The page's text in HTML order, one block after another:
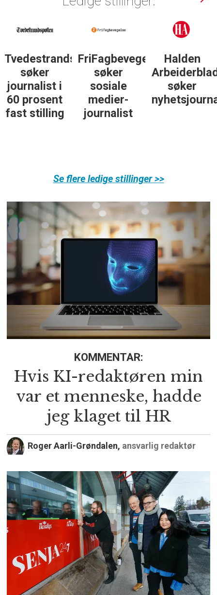
FriFagbevegelse
søker
sosiale
medier-
journalist
Halden
Arbeiderblad
søker
nyhetsjournalist
25. juni
søker
journalist
Se flere ledige stillinger >>
KOMMENTAR:
Hvis KI-redaktøren min
var et menneske, hadde
jeg klaget til HR
Roger Aarli-Grøndalen, ansvarlig redaktør